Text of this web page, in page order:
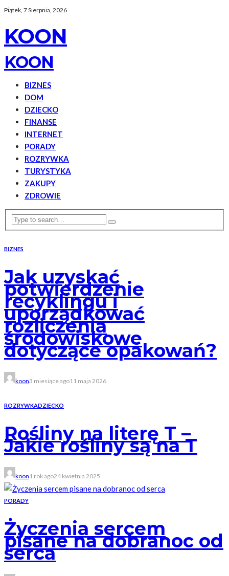
Piątek, 7 Sierpnia, 2026
KOON
KOON
BIZNES
DOM
DZIECKO
FINANSE
INTERNET
PORADY
ROZRYWKA
TURYSTYKA
ZAKUPY
ZDROWIE
BIZNES
Jak uzyskać
potwierdzenie
recyklingu i
uporządkować
rozliczenia
środowiskowe
dotyczące opakowań?
koon3 miesiące ago11 maja 2026
ROZRYWKADZIECKO
Rośliny na literę T –
Jakie rośliny są na T
koon 1 rok ago24 kwietnia 2025
PORADY
Życzenia sercem
pisane na dobranoc od
serca